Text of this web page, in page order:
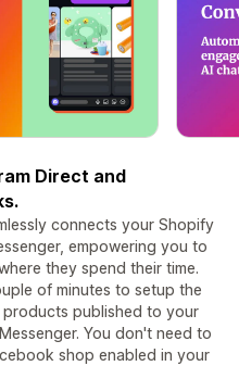
Direct and
connects your Shopify
empowering you to
they spend their time.
of minutes to setup the
published to your
You don't need to
shop enabled in your